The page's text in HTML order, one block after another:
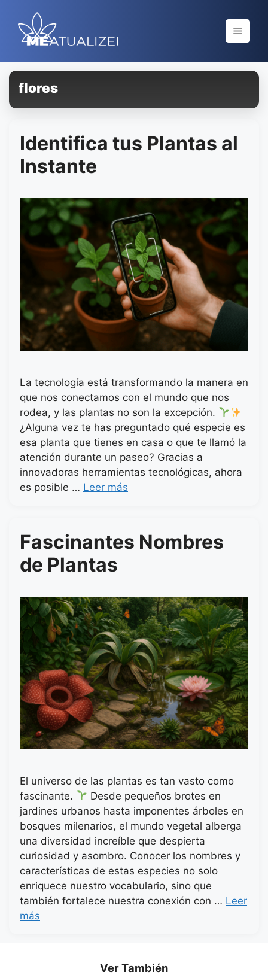
contenido
Menú
flores
Identifica tus Plantas al
Instante
La tecnología está transformando la manera en
que nos conectamos con el mundo que nos
rodea, y las plantas no son la excepción.
¿Alguna vez te has preguntado qué especie es
esa planta que tienes en casa o que te llamó la
atención durante un paseo? Gracias a
innovadoras herramientas tecnológicas, ahora
es posible … Leer más
Fascinantes Nombres
de Plantas
El universo de las plantas es tan vasto como
fascinante.
Desde pequeños brotes en
jardines urbanos hasta imponentes árboles en
bosques milenarios, el mundo vegetal alberga
una diversidad increíble que despierta
curiosidad y asombro. Conocer los nombres y
características de estas especies no solo
enriquece nuestro vocabulario, sino que
también fortalece nuestra conexión con … Leer
más
Ver También